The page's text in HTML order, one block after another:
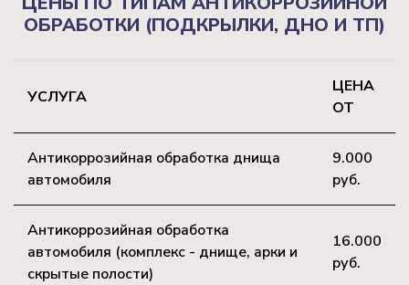
ОБРАБОТКИ (ПОДКРЫЛКИ, ДНО И ТП)
УСЛУГА
ЦЕНА
ОТ
Антикоррозийная обработка днища
автомобиля
9.000
руб.
Антикоррозийная обработка
автомобиля (комплекс - днище, арки и
скрытые полости)
16.000
руб.